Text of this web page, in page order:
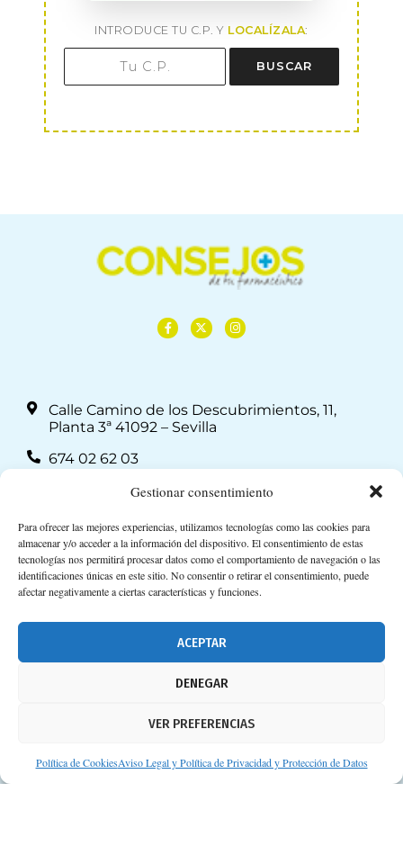
Gestionar consentimiento
Para ofrecer las mejores experiencias, utilizamos tecnologías como las cookies para
almacenar y/o acceder a la información del dispositivo. El consentimiento de estas
tecnologías nos permitirá procesar datos como el comportamiento de navegación o las
identificaciones únicas en este sitio. No consentir o retirar el consentimiento, puede
afectar negativamente a ciertas características y funciones.
ACEPTAR
DENEGAR
VER PREFERENCIAS
Política de CookiesAviso Legal y Política de Privacidad y Protección de Datos
INTRODUCE TU C.P. Y LOCALÍZALA:
BUSCAR
Calle Camino de los Descubrimientos, 11,
Planta 3ª 41092 – Sevilla
674 02 62 03
info@consejosdetufarmaceutico.com
Aviso legal
Política de cookies
Protección de datos personales
Suscripción a Newsletter